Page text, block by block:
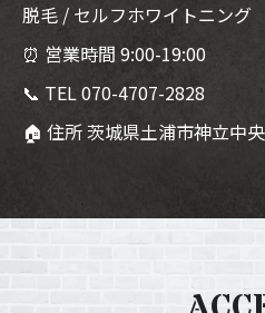
脱毛 / セルフホワイトニング
⏰ 営業時間 9:00-19:00
📞 TEL 070-4707-2828
🏠 住所 茨城県土浦市神立中